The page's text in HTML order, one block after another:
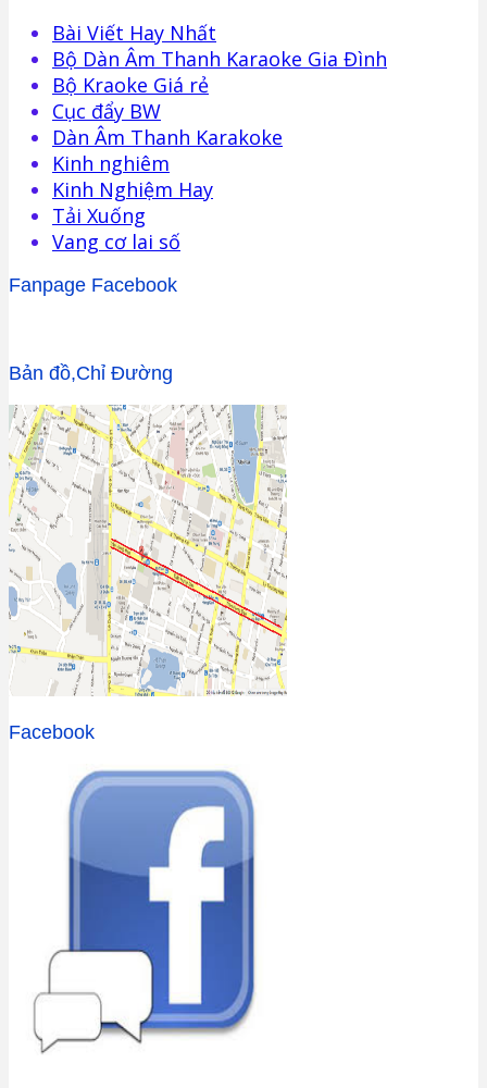
Bài Viết Hay Nhất
Bộ Dàn Âm Thanh Karaoke Gia Đình
Bộ Kraoke Giá rẻ
Cục đẩy BW
Dàn Âm Thanh Karakoke
Kinh nghiêm
Kinh Nghiệm Hay
Tải Xuống
Vang cơ lai số
Fanpage Facebook
Bản đồ,Chỉ Đường
Facebook